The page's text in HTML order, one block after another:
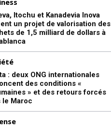
Itochu et Kanadevia Inova
un projet de valorisation des
de 1,5 milliard de dollars à
: deux ONG internationales
des conditions «
» et des retours forcés
le Maroc